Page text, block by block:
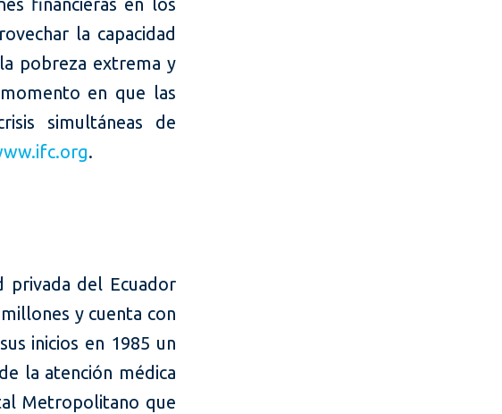
la capacidad
pobreza extrema y
en que las
simultáneas de
.
privada del Ecuador
y cuenta con
inicios en 1985 un
la atención médica
Metropolitano que